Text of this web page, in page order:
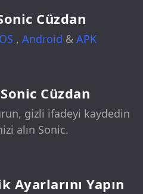
Cüzdan
, Android & APK
Cüzdan
gizli ifadeyi kaydedin
alın Sonic.
Ayarlarını Yapın